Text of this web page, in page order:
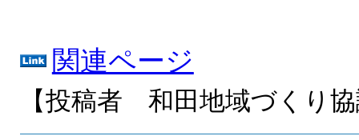
関連ページ
【投稿者 和田地域づくり